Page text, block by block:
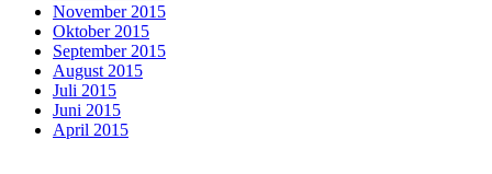
November 2015
Oktober 2015
September 2015
August 2015
Juli 2015
Juni 2015
April 2015